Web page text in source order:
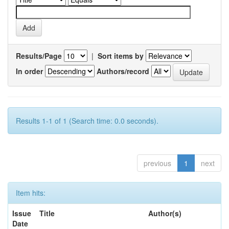
Results/Page | Sort items by
In order
Authors/record
Results 1-1 of 1 (Search time: 0.0 seconds).
previous 1 next
Item hits:
Issue
Date
Title Author(s)